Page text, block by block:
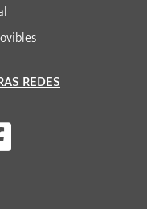
REDES